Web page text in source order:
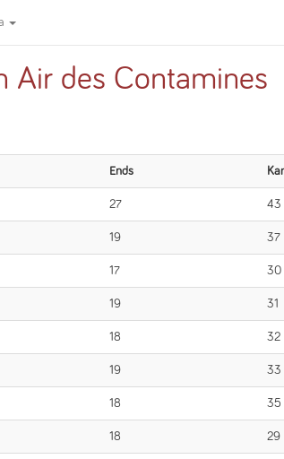
Air des Contamines
Ends
27 43
19 37
17 30
19 31
18 32
19 33
18 35
18 29